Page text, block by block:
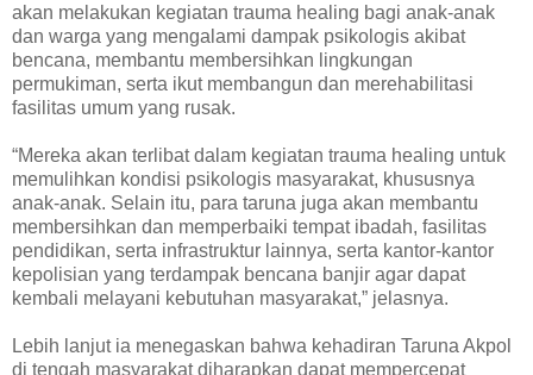
akan melakukan kegiatan trauma healing bagi anak-anak
dan warga yang mengalami dampak psikologis akibat
bencana, membantu membersihkan lingkungan
permukiman, serta ikut membangun dan merehabilitasi
fasilitas umum yang rusak.
“Mereka akan terlibat dalam kegiatan trauma healing untuk
memulihkan kondisi psikologis masyarakat, khususnya
anak-anak. Selain itu, para taruna juga akan membantu
membersihkan dan memperbaiki tempat ibadah, fasilitas
pendidikan, serta infrastruktur lainnya, serta kantor-kantor
kepolisian yang terdampak bencana banjir agar dapat
kembali melayani kebutuhan masyarakat,” jelasnya.
Lebih lanjut ia menegaskan bahwa kehadiran Taruna Akpol
di tengah masyarakat diharapkan dapat mempercepat